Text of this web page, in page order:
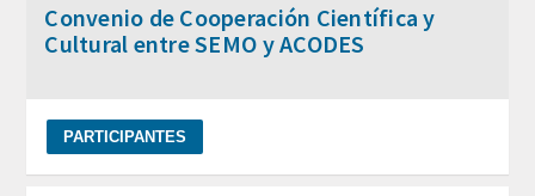
DATOS HISTÓRICOS
Presidentes
Convenio de Cooperación Científica y
Cultural entre SEMO y ACODES